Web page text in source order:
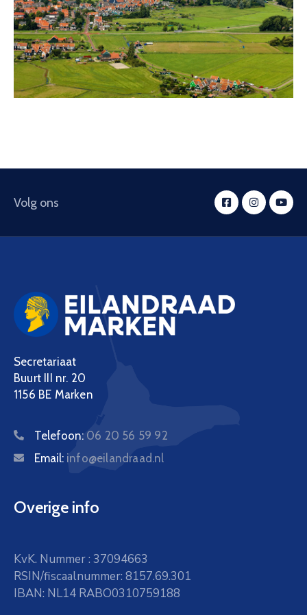
Volg ons
Secretariaat
Buurt III nr. 20
1156 BE Marken
Telefoon: 06 20 56 59 92
Email: info@eilandraad.nl
Overige info
KvK. Nummer : 37094663
RSIN/fiscaalnummer: 8157.69.301
IBAN: NL14 RABO0310759188